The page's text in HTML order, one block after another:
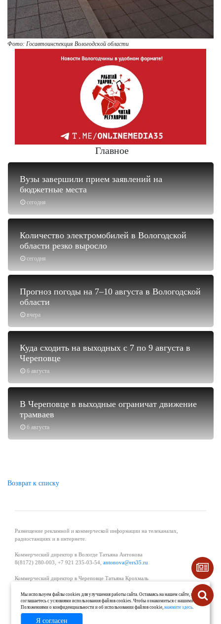
Фото: Госавтоинспекция Вологодской области
Главное
сегодня
Вузы завершили прием заявлений на
бюджетные места
сегодня
Количество электромобилей в Вологодской
области резко выросло
вчера
Прогноз погоды на 7–10 августа в Вологодской
области
6 августа
Куда сходить на выходных с 7 по 9 августа в
Череповце
6 августа
В Череповце в выходные ограничат движение
трамваев
Возврат к списку
Размещение рекламной и коммерческой информации на телеканалах,
радиостанциях и в интернете.
Коммерческий директор в Вологде Татьяна Антонова
8(8172) 280-003, +7 921 235-03-54, antonova@ers35.ru
Коммерческий директор в Череповце Татьяна Крохмаль
Начальник отдела рекламы в Великом Устюге Екатерина Вьюжанина 8(81738)
2-04-44, +7 921 125-06-40,katrinv81@mail.ru
Мы используем файлы cookies для улучшения работы сайта. Оставаясь на нашем сайте, вы
соглашаетесь с условиями использования файлов cookies. Чтобы ознакомиться с нашими
Положениями о конфиденциальности и об использовании файлов cookie,нажмите здесь.
Я согласен